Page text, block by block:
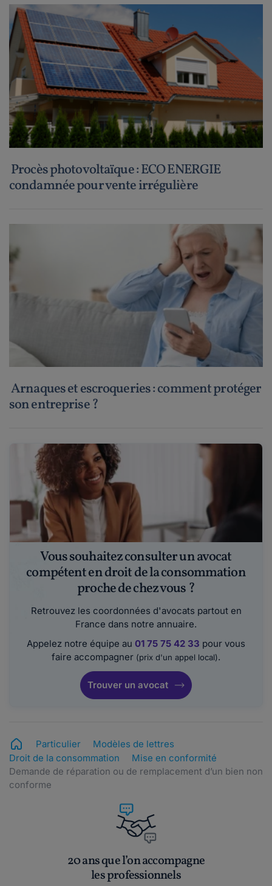
Procès photovoltaïque : ECO ENERGIE
condamnée pour vente irrégulière
Arnaques et escroqueries : comment protéger
son entreprise ?
Vous souhaitez consulter un avocat
compétent en droit de la consommation
proche de chez vous ?
Retrouvez les coordonnées d'avocats partout en
France dans notre annuaire.
Appelez notre équipe au 01 75 75 42 33 pour vous
faire accompagner (prix d'un appel local).
Trouver un avocat
Particulier
Modèles de lettres
Droit de la consommation
Mise en conformité
Demande de réparation ou de remplacement d’un bien non
conforme
20 ans que l’on accompagne
les professionnels